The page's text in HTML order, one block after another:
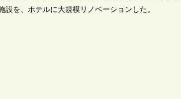
を、ホテルに大規模リノベーションした。